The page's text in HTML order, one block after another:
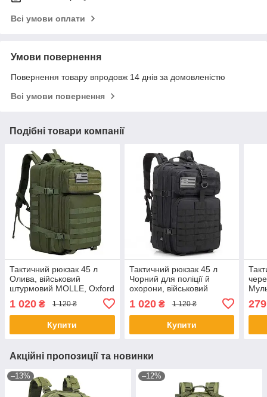
Всі умови оплати
Умови повернення
Повернення товару впродовж 14 днів за домовленістю
Всі умови повернення
Подібні товари компанії
Тактичний рюкзак 45 л
Олива, військовий
штурмовий MOLLE, Oxford
1 020 ₴ 1 120 ₴
Купити
Тактичний рюкзак 45 л
Чорний для поліції й
охорони, військовий
MOLLE, ремінь фіксації
№2
1 020₴ 1 120 ₴
Купити
слінг
279
Акційні пропозиції та новинки
–13% –12%